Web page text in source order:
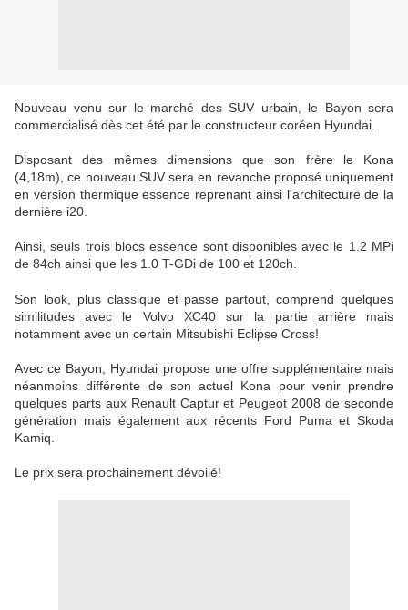
Nouveau venu sur le marché des SUV urbain, le Bayon sera
commercialisé dès cet été par le constructeur coréen Hyundai.
Disposant des mêmes dimensions que son frère le Kona
(4,18m), ce nouveau SUV sera en revanche proposé uniquement
en version thermique essence reprenant ainsi l’architecture de la
dernière i20.
Ainsi, seuls trois blocs essence sont disponibles avec le 1.2 MPi
de 84ch ainsi que les 1.0 T-GDi de 100 et 120ch.
Son look, plus classique et passe partout, comprend quelques
similitudes avec le Volvo XC40 sur la partie arrière mais
notamment avec un certain Mitsubishi Eclipse Cross!
Avec ce Bayon, Hyundai propose une offre supplémentaire mais
néanmoins différente de son actuel Kona pour venir prendre
quelques parts aux Renault Captur et Peugeot 2008 de seconde
génération mais également aux récents Ford Puma et Skoda
Kamiq.
Le prix sera prochainement dévoilé!